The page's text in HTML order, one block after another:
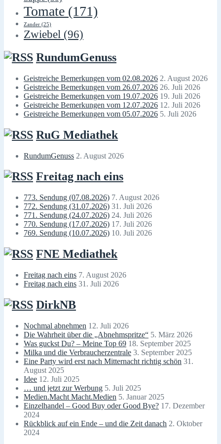
Tomate (171)
Zander (25)
Zwiebel (96)
RundumGenuss
Geistreiche Bemerkungen vom 02.08.2026 2. August 2026
Geistreiche Bemerkungen vom 26.07.2026 26. Juli 2026
Geistreiche Bemerkungen vom 19.07.2026 19. Juli 2026
Geistreiche Bemerkungen vom 12.07.2026 12. Juli 2026
Geistreiche Bemerkungen vom 05.07.2026 5. Juli 2026
RuG Mediathek
RundumGenuss 2. August 2026
Freitag nach eins
773. Sendung (07.08.2026) 7. August 2026
772. Sendung (31.07.2026) 31. Juli 2026
771. Sendung (24.07.2026) 24. Juli 2026
770. Sendung (17.07.2026) 17. Juli 2026
769. Sendung (10.07.2026) 10. Juli 2026
FNE Mediathek
Freitag nach eins 7. August 2026
Freitag nach eins 31. Juli 2026
DirkNB
Nochmal abnehmen 12. Juli 2026
Die Wahrheit über die „Abnehmspritze“ 5. März 2026
Was guckst Du? – Meine Top 69 18. September 2025
Milka und die Verbraucherzentrale 3. September 2025
Eine Party wird erst nach Mitternacht richtig schön 31.
August 2025
Idee 12. Juli 2025
… und jetzt zur Werbung 5. Juli 2025
Medien.Macht Macht.Medien 5. Januar 2025
Einzelhandel – Good Buy oder Good Bye? 17. Dezember
2024
Rückblick auf ein Ende – und die Zeit danach 2. Oktober
2024